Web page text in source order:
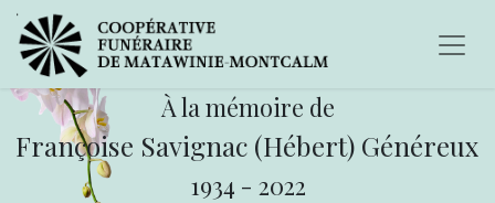
À la mémoire de
Françoise Savignac (Hébert) Généreux
1934 - 2022